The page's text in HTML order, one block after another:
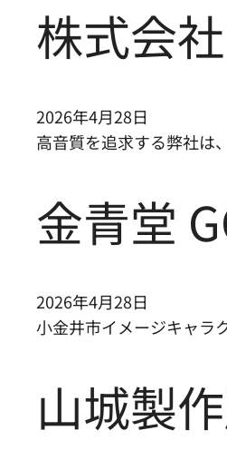
株式会
2026年4月28日
高音質を追求する弊社は
金青堂
2026年4月28日
小金井市イメージキャラ
山城製